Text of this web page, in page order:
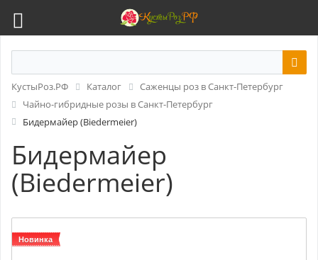
КустыРоз.РФ Каталог
Саженцы роз в Санкт-Петербург
Чайно-гибридные розы в Санкт-Петербург
Бидермайер (Biedermeier)
Бидермайер
(Biedermeier)
Новинка